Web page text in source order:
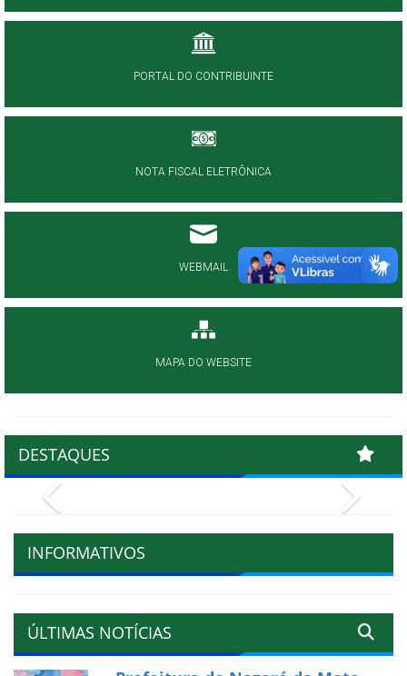
PORTAL DO CONTRIBUINTE
NOTA FISCAL ELETRÔNICA
WEBMAIL
MAPA DO WEBSITE
DESTAQUES
INFORMATIVOS
ÚLTIMAS NOTÍCIAS